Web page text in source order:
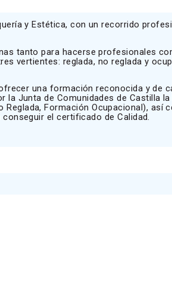
y Estética, con un recorrido
tanto para hacerse profesionales
vertientes: reglada, no reglada y
una formación reconocida y de
Junta de Comunidades de Castilla la
Reglada, Formación Ocupacional), así
el certificado de Calidad.